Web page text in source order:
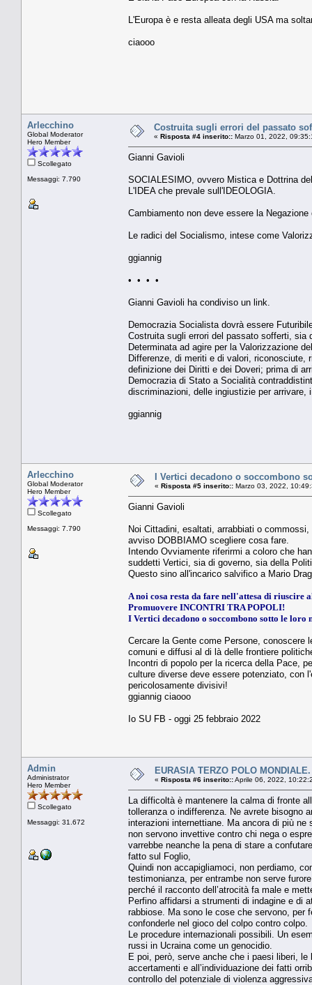
L'Europa è e resta alleata degli USA ma
ciaooo
Arlecchino
Global Moderator
Hero Member
Scollegato
Messaggi: 7.790
Costruita sugli errori del passato
« Risposta #4 inserito:: Marzo 01, 2022,
Gianni Gavioli
SOCIALESIMO, ovvero Mistica e Dottrina
L'IDEA che prevale sull'IDEOLOGIA.
Cambiamento non deve essere la
Le radici del Socialismo, intese come
ggiannig
• • • •
Gianni Gavioli ha condiviso un link.
Democrazia Socialista dovrà essere
Costruita sugli errori del passato sofferti, sia
Determinata ad agire per la Valorizzazione
Differenze, di meriti e di valori, riconosciute,
definizione dei Diritti e dei Doveri; prima di
Democrazia di Stato a Socialità
discriminazioni, delle ingiustizie per
ggiannig
Arlecchino
Global Moderator
Hero Member
Scollegato
Messaggi: 7.790
I Vertici decadono o soccombono
« Risposta #5 inserito:: Marzo 03, 2022,
Gianni Gavioli
Noi Cittadini, esaltati, arrabbiati o
avviso DOBBIAMO scegliere cosa fare.
Intendo Ovviamente riferirmi a coloro che
suddetti Vertici, sia di governo, sia della
Questo sino all'incarico salvifico a Mario
A noi cosa resta da fare nell'attesa di riuscire
Promuovere INCONTRI TRA POPOLI!
I Vertici decadono o soccombono sotto le loro
Cercare la Gente come Persone, conoscere
comuni e diffusi al di là delle frontiere
Incontri di popolo per la ricerca della Pace,
culture diverse deve essere potenziato, con
pericolosamente divisivi!
ggiannig ciaooo
Io SU FB - oggi 25 febbraio 2022
Admin
Administrator
Hero Member
Scollegato
Messaggi: 31.672
EURASIA TERZO POLO
« Risposta #6 inserito::Aprile 06, 2022,
La difficoltà è mantenere la calma di fronte
tolleranza o indifferenza. Ne avrete bisogno
interazioni internettiane. Ma ancora di più
non servono invettive contro chi nega o
varrebbe neanche la pena di stare a
fatto sul Foglio,
Quindi non accapigliamoci, non perdiamo,
testimonianza, per entrambe non serve
perché il racconto dell’atrocità fa male e
Perfino affidarsi a strumenti di indagine e di
rabbiose. Ma sono le cose che servono, per
confonderle nel gioco del colpo contro colpo.
Le procedure internazionali possibili. Un
russi in Ucraina come un genocidio.
E poi, però, serve anche che i paesi liberi,
accertamenti e all’individuazione dei fatti
controllo del potenziale di violenza